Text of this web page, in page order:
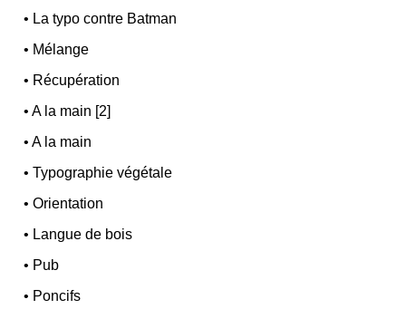
• La typo contre Batman
• Mélange
• Récupération
•A la main [2]
•A la main
•Typographie végétale
•Orientation
• Langue de bois
• Pub
• Poncifs